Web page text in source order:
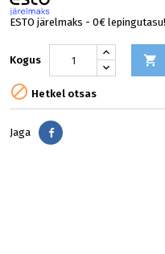
ESTO järelmaks - 0€ lepingutasu!
Kogus 
 Hetkel otsas
Jaga Jaga